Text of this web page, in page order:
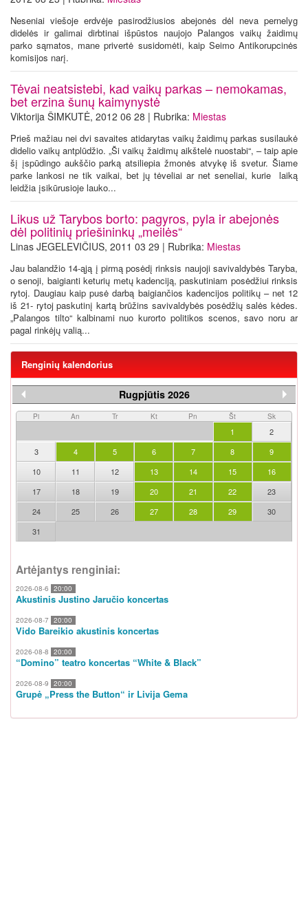
Neseniai viešoje erdvėje pasirodžiusios abejonės dėl neva pernelyg
didelės ir galimai dirbtinai išpūstos naujojo Palangos vaikų žaidimų
parko sąmatos, mane privertė susidomėti, kaip Seimo Antikorupcinės
komisijos narį.
Tėvai neatsistebi, kad vaikų parkas – nemokamas,
bet erzina šunų kaimynystė
Viktorija ŠIMKUTĖ, 2012 06 28 | Rubrika: Miestas
Prieš mažiau nei dvi savaites atidarytas vaikų žaidimų parkas susilaukė
didelio vaikų antplūdžio. „Ši vaikų žaidimų aikštelė nuostabi“, – taip apie
šį įspūdingo aukščio parką atsiliepia žmonės atvykę iš svetur. Šiame
parke lankosi ne tik vaikai, bet jų tėveliai ar net seneliai, kurie laiką
leidžia įsikūrusioje lauko...
Likus už Tarybos borto: pagyros, pyla ir abejonės
dėl politinių priešininkų „meilės“
Linas JEGELEVIČIUS, 2011 03 29 | Rubrika: Miestas
Jau balandžio 14-ąją į pirmą posėdį rinksis naujoji savivaldybės Taryba,
o senoji, baigianti keturių metų kadenciją, paskutiniam posėdžiui rinksis
rytoj. Daugiau kaip pusė darbą baigiančios kadencijos politikų – net 12
iš 21- rytoj paskutinį kartą brūžins savivaldybės posėdžių salės kėdes.
„Palangos tilto“ kalbinami nuo kurorto politikos scenos, savo noru ar
pagal rinkėjų valią...
Renginių kalendorius
Rugpjūtis 2026
Pi An Tr Kt Pn Št Sk
1
2
3
4 5 6 7 8
9
10
11 12 13 14 15
16
17
18 19 20 21 22
23
24
25 26 27 28 29
30
31
Artėjantys renginiai:
2026-08-6 20:00
Akustinis Justino Jaručio koncertas
2026-08-7 20:00
Vido Bareikio akustinis koncertas
2026-08-8 20:00
“Domino” teatro koncertas “White & Black”
2026-08-9 20:00
Grupė „Press the Button“ ir Livija Gema